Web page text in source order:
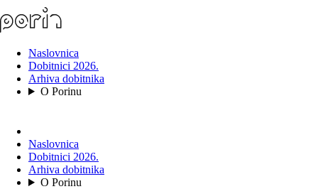
Naslovnica
Dobitnici 2026.
Arhiva dobitnika
O Porinu
Naslovnica
Dobitnici 2026.
Arhiva dobitnika
O Porinu